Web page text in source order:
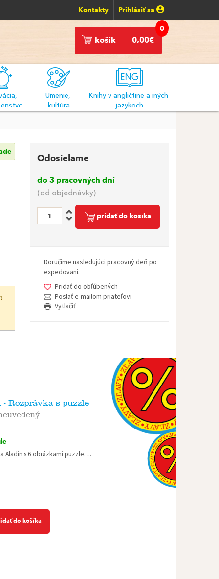
Kontakty Prihlásiť sa
0
0,00€
košík
Umenie,
kultúra
Knihy v angličtine a iných
jazykoch
Odosielame
do 3 pracovných dní
(od objednávky)
pridať do košíka
Doručíme nasledujúci pracovný deň po
expedovaní.
Pridať do obľúbených
Poslať e-mailom priateľovi
Vytlačiť
- Rozprávka s puzzle
Aladin s 6 obrázkami puzzle. ...
do košíka